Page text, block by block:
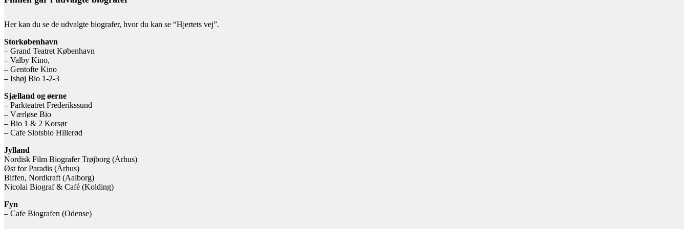
Her kan du se de udvalgte biografer, hvor du kan se “Hjertets vej”.
Storkøbenhavn
– Grand Teatret København
– Valby Kino,
– Gentofte Kino
– Ishøj Bio 1-2-3
Sjælland og øerne
– Parkteatret Frederikssund
– Værløse Bio
– Bio 1 & 2 Korsør
– Cafe Slotsbio Hillerød
Jylland
Nordisk Film Biografer Trøjborg (Århus)
Øst for Paradis (Århus)
Biffen, Nordkraft (Aalborg)
Nicolai Biograf & Café (Kolding)
Fyn
– Cafe Biografen (Odense)